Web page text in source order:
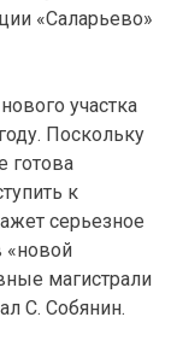
«Саларьево»
участка
Поскольку
готова
к
серьезное
«новой
магистрали
С. Собянин.